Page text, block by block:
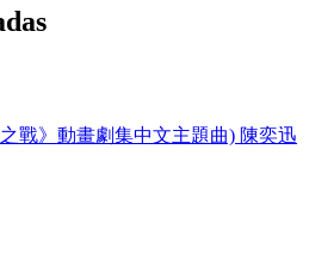
戰》動畫劇集中文主題曲) 陳奕迅